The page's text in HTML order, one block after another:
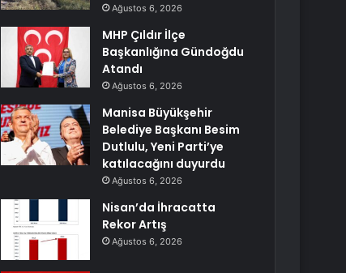
Ağustos 6, 2026
MHP Çıldır İlçe
Başkanlığına Gündoğdu
Atandı
Ağustos 6, 2026
Manisa Büyükşehir
Belediye Başkanı Besim
Dutlulu, Yeni Parti’ye
katılacağını duyurdu
Ağustos 6, 2026
Nisan’da İhracatta
Rekor Artış
Ağustos 6, 2026